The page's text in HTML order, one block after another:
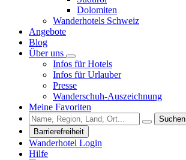
Dolomiten
Wanderhotels Schweiz
Angebote
Blog
Über uns
Infos für Hotels
Infos für Urlauber
Presse
Wanderschuh-Auszeichnung
Meine Favoriten
Suchen
Barrierefreiheit
Wanderhotel Login
Hilfe